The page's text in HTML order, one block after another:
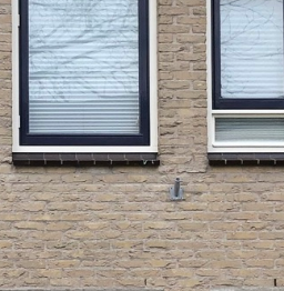
6 kamers